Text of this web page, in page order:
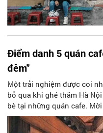
Điểm danh 5 quán
đêm"
Một trải nghiệm được coi
bỏ qua khi ghé thăm Hà
bè tại những quán cafe.
khám phá 5 quán cafe Hà
yêu thích qua bài viết dưới